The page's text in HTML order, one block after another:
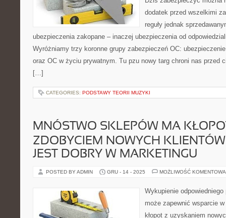
dodatek przed wszelkimi
reguły jednak
ubezpieczenia zakopane – inaczej ubezpieczenia od
Wyróżniamy trzy koronne grupy zabezpieczeń OC:
oraz OC w życiu prywatnym. Tu pzu nowy targ chroni nas przed
[…]
CATEGORIES: PODSTAWY TEORII MUZYKI
MNÓSTWO SKLEPÓW MA
ZDOBYCIEM NOWYCH
JEST DOBRY W MARKETINGU
POSTED BY ADMIN GRU - 14 - 2025 MOŻLIWOŚĆ
Wykupienie
może zapewnić wsparcie
kłopot z uzyskaniem